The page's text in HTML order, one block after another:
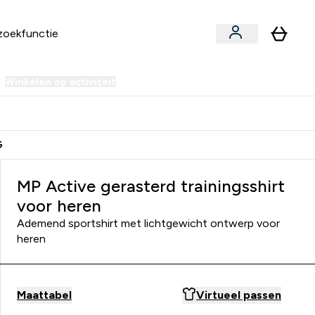
MP Active gerasterd trainingsshirt
voor heren
Ademend sportshirt met lichtgewicht ontwerp voor
heren
Maattabel Virtueel passen